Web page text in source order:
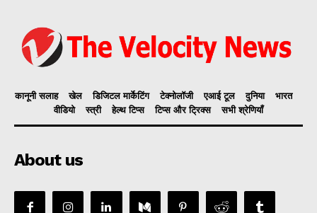
कानूनी सलाह खेल डिजिटल मार्केटिंग टेक्नोलॉजी एआई टूल दुनिया
भारत
वीडियो
स्त्री हेल्थ टिप्स टिप्स और ट्रिक्स सभी श्रेणियाँ
About us